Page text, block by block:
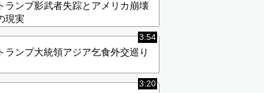
トランプ影武者失踪とアメリカ崩壊
現実
3:54
トランプ大統領アジア乞食外交巡り
3:20